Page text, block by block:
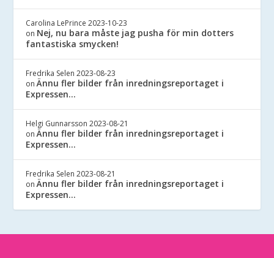
Carolina LePrince 2023-10-23
on Nej, nu bara måste jag pusha för min dotters
fantastiska smycken!
Fredrika Selen 2023-08-23
onÄnnu fler bilder från inredningsreportaget i
Expressen…
Helgi Gunnarsson 2023-08-21
onÄnnu fler bilder från inredningsreportaget i
Expressen…
Fredrika Selen 2023-08-21
onÄnnu fler bilder från inredningsreportaget i
Expressen…